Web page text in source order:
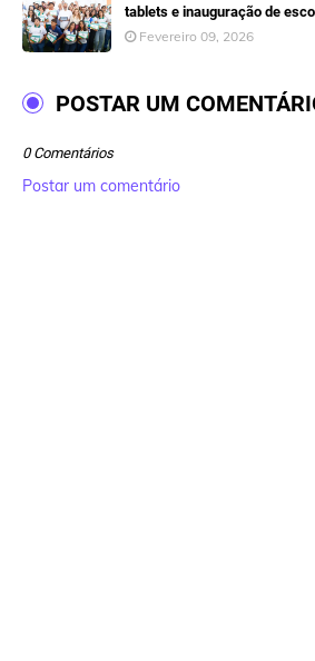
tablets e inauguração de
Fevereiro 09, 2026
POSTAR UM
0 Comentários
Postar um comentário